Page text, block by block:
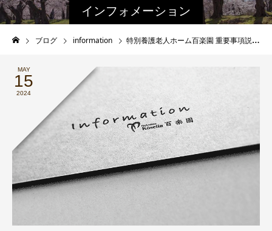
インフォメーション
ブログ information 特別養護老人ホーム百楽園 重要事項説明書
MAY
15
2024